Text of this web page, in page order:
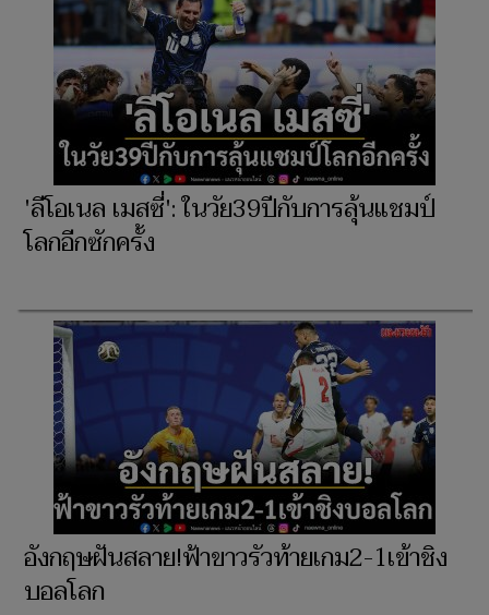
'ลีโอเนล เมสซี่': ในวัย39ปีกับการลุ้นแชมป์
โลกอีกซักครั้ง
อังกฤษฝันสลาย!ฟ้าขาวรัวท้ายเกม2-1เข้าชิง
บอลโลก